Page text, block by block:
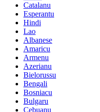
Catalanu
Esperantu
Hindi
Lao
Albanese
Amaricu
Armenu
Azerianu
Bielorussu
Bengali
Bosniacu
Bulgaru
Cebuanu